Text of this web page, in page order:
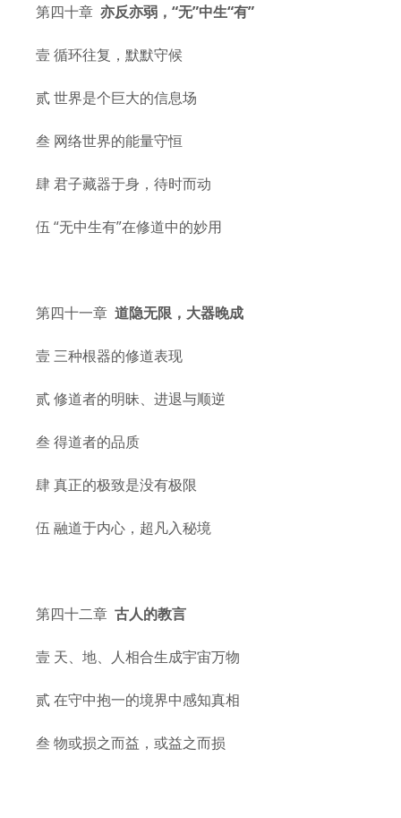
第四十章 亦反亦弱，“无”中生“有”
壹 循环往复，默默守候
贰 世界是个巨大的信息场
叁 网络世界的能量守恒
肆 君子藏器于身，待时而动
伍 “无中生有”在修道中的妙用
第四十一章 道隐无限，大器晚成
壹 三种根器的修道表现
贰 修道者的明昧、进退与顺逆
叁 得道者的品质
肆 真正的极致是没有极限
伍 融道于内心，超凡入秘境
第四十二章 古人的教言
壹 天、地、人相合生成宇宙万物
贰 在守中抱一的境界中感知真相
叁 物或损之而益，或益之而损